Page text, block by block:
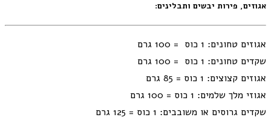
אגוזים, פירות יבשים ותבלינים:
אגוזים טחונים: 1 כוס = 100 גרם
שקדים טחונים: 1 כוס = 100 גרם
אגוזים קצוצים: 1 כוס = 85 גרם
אגוזי מלך שלמים: 1 כוס = 100 גרם
שקדים גרוסים או משובבים: 1 כוס = 125 גרם